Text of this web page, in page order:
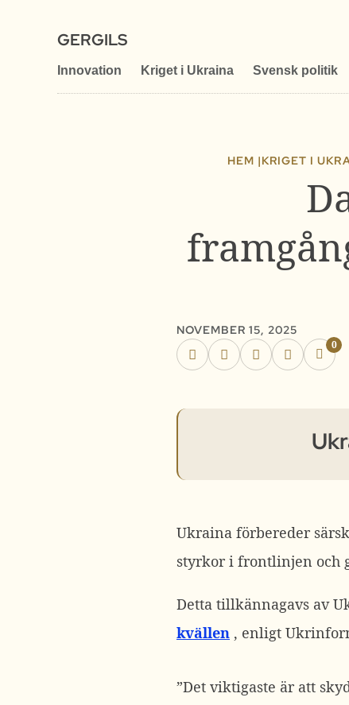
GERGILS
Innovation Kriget i Ukraina Svensk politik
HEM |KRIGET I
NOVEMBER 15, 2025
0
Ukraina förbereder
styrkor i frontlinjen och
Detta tillkännagavs av
kvällen , enligt
”Det viktigaste är att